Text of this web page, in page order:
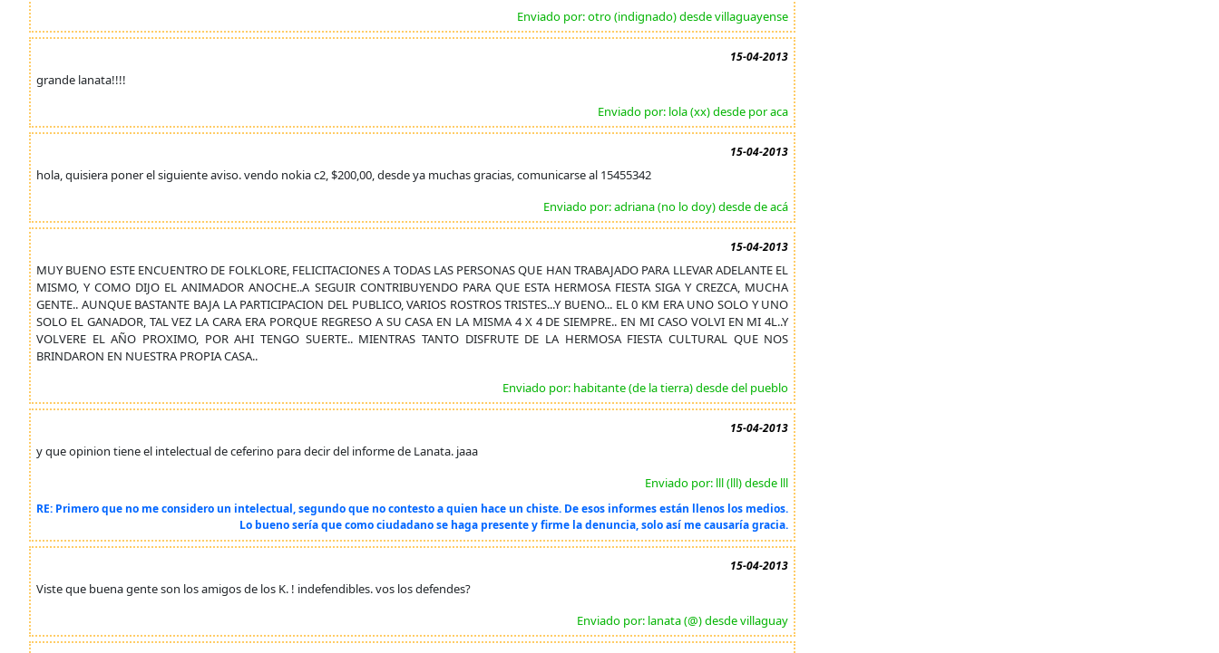
Enviado por: otro (indignado) desde villaguayense
15-04-2013
grande lanata!!!!
Enviado por: lola (xx) desde por aca
15-04-2013
hola, quisiera poner el siguiente aviso. vendo nokia c2, $200,00, desde ya muchas gracias, comunicarse al 15455342
Enviado por: adriana (no lo doy) desde de acá
15-04-2013
MUY BUENO ESTE ENCUENTRO DE FOLKLORE, FELICITACIONES A TODAS LAS PERSONAS QUE HAN TRABAJADO PARA LLEVAR ADELANTE EL
MISMO, Y COMO DIJO EL ANIMADOR ANOCHE..A SEGUIR CONTRIBUYENDO PARA QUE ESTA HERMOSA FIESTA SIGA Y CREZCA, MUCHA
GENTE.. AUNQUE BASTANTE BAJA LA PARTICIPACION DEL PUBLICO, VARIOS ROSTROS TRISTES...Y BUENO... EL 0 KM ERA UNO SOLO Y UNO
SOLO EL GANADOR, TAL VEZ LA CARA ERA PORQUE REGRESO A SU CASA EN LA MISMA 4 X 4 DE SIEMPRE.. EN MI CASO VOLVI EN MI 4L..Y
VOLVERE EL AÑO PROXIMO, POR AHI TENGO SUERTE.. MIENTRAS TANTO DISFRUTE DE LA HERMOSA FIESTA CULTURAL QUE NOS
BRINDARON EN NUESTRA PROPIA CASA..
Enviado por: habitante (de la tierra) desde del pueblo
15-04-2013
y que opinion tiene el intelectual de ceferino para decir del informe de Lanata. jaaa
Enviado por: lll (lll) desde lll
RE: Primero que no me considero un intelectual, segundo que no contesto a quien hace un chiste. De esos informes están llenos los medios.
Lo bueno sería que como ciudadano se haga presente y firme la denuncia, solo así me causaría gracia.
15-04-2013
Viste que buena gente son los amigos de los K. ! indefendibles. vos los defendes?
Enviado por: lanata (@) desde villaguay